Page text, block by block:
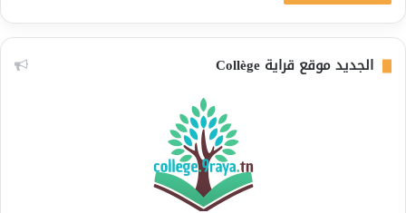
الجديد موقع قراية Collège